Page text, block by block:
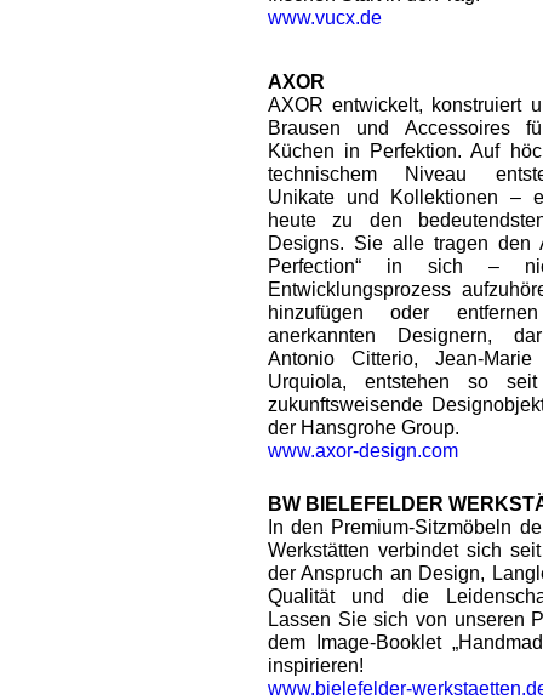
www.vucx.de
AXOR
AXOR entwickelt, konstruiert
Brausen und Accessoires
Küchen in Perfektion. Auf
technischem Niveau
Unikate und Kollektionen –
heute zu den
Designs. Sie alle tragen den
Perfection“ in sich –
Entwicklungsprozess
hinzufügen oder
anerkannten Designern,
Antonio Citterio, Jean-
Urquiola, entstehen so
zukunftsweisende
der Hansgrohe Group.
www.axor-design.com
BW BIELEFELDER
In den Premium-Sitzmöbeln
Werkstätten verbindet sich
der Anspruch an Design,
Qualität und die
Lassen Sie sich von unseren
dem Image-Booklet
inspirieren!
www.bielefelder-